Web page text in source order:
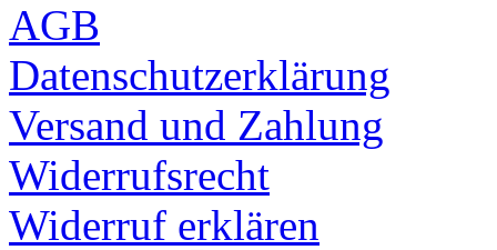
AGB
Datenschutzerklärung
Versand und Zahlung
Widerrufsrecht
Widerruf erklären